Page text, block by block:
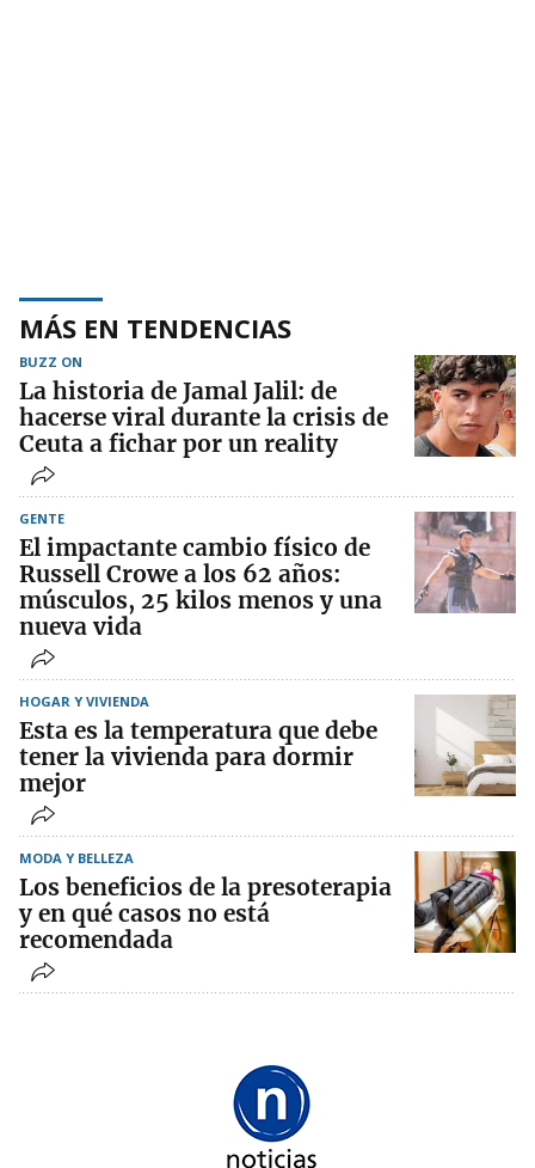
MÁS EN TENDENCIAS
BUZZ ON
La historia de Jamal Jalil: de
hacerse viral durante la crisis de
Ceuta a fichar por un reality
GENTE
El impactante cambio físico de
Russell Crowe a los 62 años:
músculos, 25 kilos menos y una
nueva vida
HOGAR Y VIVIENDA
Esta es la temperatura que debe
tener la vivienda para dormir
mejor
MODA Y BELLEZA
Los beneficios de la presoterapia
y en qué casos no está
recomendada